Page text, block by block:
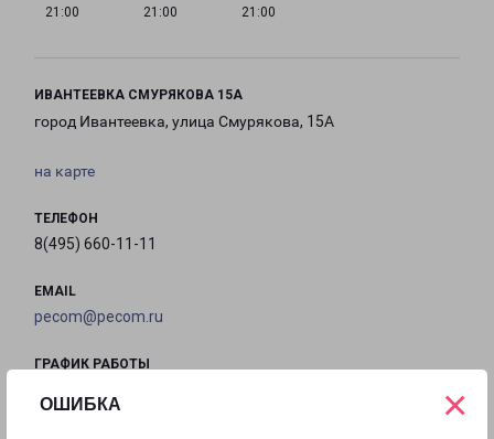
ОШИБКА ×
21:00
21:00
21:00
ИВАНТЕЕВКА СМУРЯКОВА 15А
город Ивантеевка, улица Смурякова, 15А
на карте
ТЕЛЕФОН
8(495) 660-11-11
EMAIL
pecom@pecom.ru
ГРАФИК РАБОТЫ